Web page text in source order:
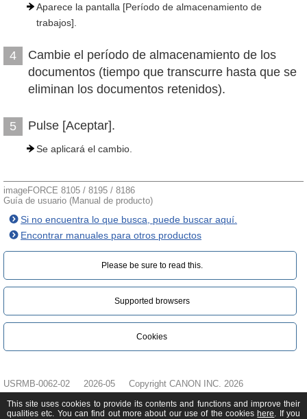
Aparece la pantalla [Período de almacenamiento de
trabajos].
4
Cambie el período de almacenamiento de los
documentos (tiempo que transcurre hasta que se
eliminan los documentos retenidos).
5 Pulse [Aceptar].
Se aplicará el cambio.
imageFORCE 8105 / 8195 / 8186
Guía de usuario (Manual de producto)
Si no encuentra lo que busca, puede buscar aquí.
Encontrar manuales para otros productos
Please be sure to read this.‎
Supported browsers
Cookies
USRMB-0062-02 2026-05 Copyright CANON INC. 2026
This site uses cookies to provide its contents and functions and improve their
qualities etc. You can find out more about our use of the cookies here. If you